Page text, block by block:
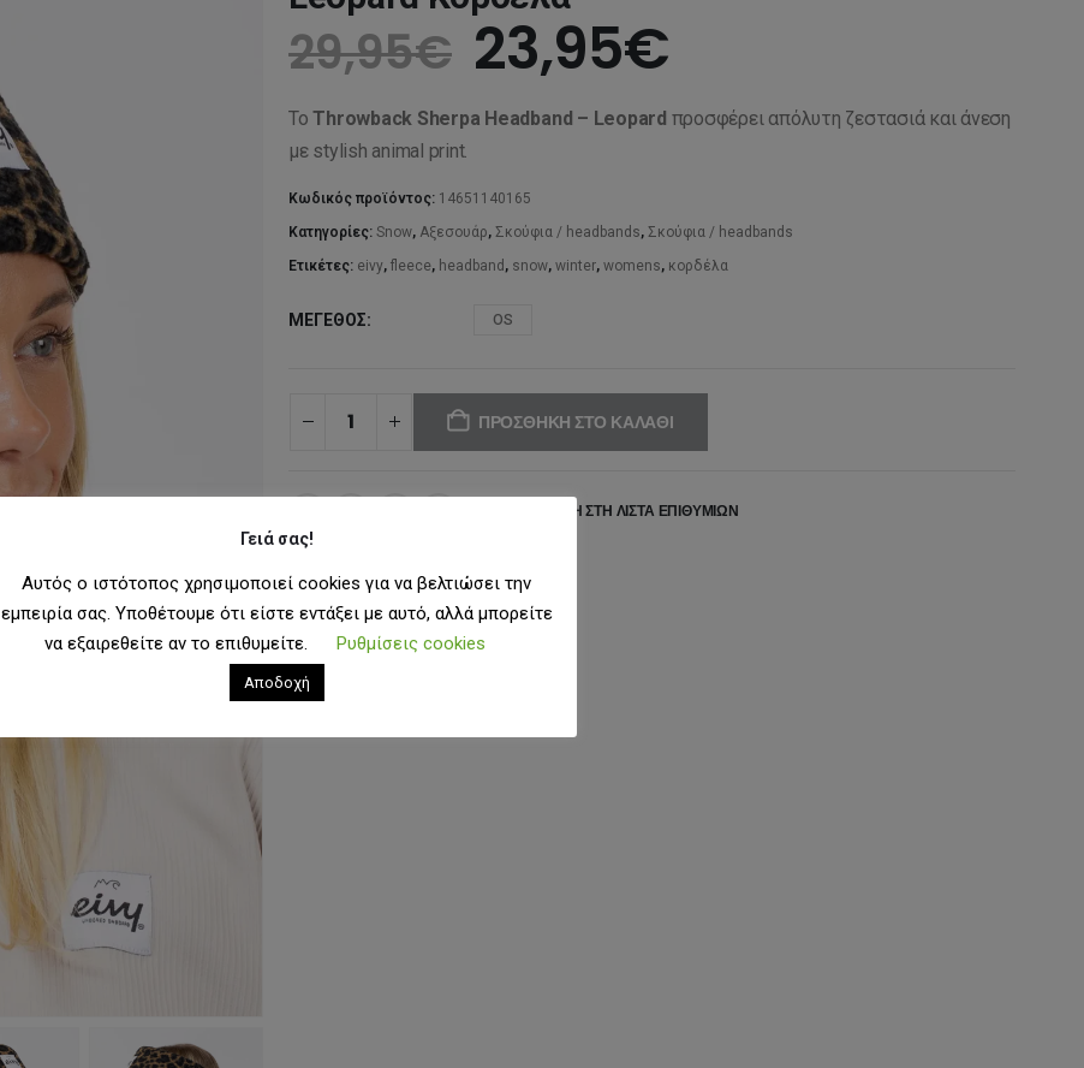
29,95€ Original
price
29,95€.
23,95€
τρέχουσα
είναι:
23,95€.
ΤοThrowback Sherpa Headband – Leopard προσφέρει απόλυτη ζεστασιά και άνεση
με stylish animal print.
Κωδικός προϊόντος: 14651140165
Κατηγορίες: Snow, Αξεσουάρ, Σκούφια / headbands, Σκούφια / headbands
Ετικέτες: eivy, fleece, headband , snow, winter, womens, κορδέλα
ΜΈΓΕΘΟΣ OS
ΠΡΟΣΘΉΚΗ ΣΤΟ ΚΑΛΆΘΙ
ΠΡΟΣΘΉΚΗ ΣΤΗ ΛΊΣΤΑ ΕΠΙΘΥΜΙΏΝ
Γειά σας!
Αυτός ο ιστότοπος χρησιμοποιεί cookies για να βελτιώσει την
εμπειρία σας. Υποθέτουμε ότι είστε εντάξει με αυτό, αλλά μπορείτε
να εξαιρεθείτε αν το επιθυμείτε.
Ρυθμίσεις cookies
Αποδοχή